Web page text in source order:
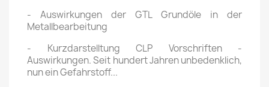
- Auswirkungen der GTL Grundöle in der
Metallbearbeitung
- Kurzdarstelltung CLP Vorschriften -
Auswirkungen. Seit hundert Jahren unbedenklich,
nun ein Gefahrstoff...